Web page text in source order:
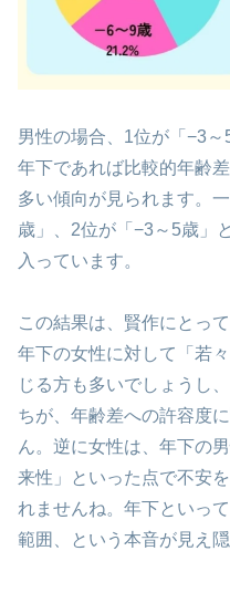
男性の場合、1位が「−3～
年下であれば比較的年齢
多い傾向が見られます。
歳」、2位が「−3～5歳」
入っています。
この結果は、賢作にとっ
年下の女性に対して「若
じる方も多いでしょうし
ちが、年齢差への許容度
ん。逆に女性は、年下の
来性」といった点で不安
れませんね。年下といっ
範囲、という本音が見え